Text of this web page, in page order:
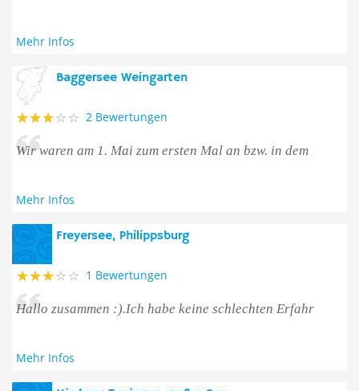
Mehr Infos
Baggersee Weingarten
2 Bewertungen
Wir waren am 1. Mai zum ersten Mal an bzw. in dem
Mehr Infos
Freyersee, Philippsburg
1 Bewertungen
Hallo zusammen :).Ich habe keine schlechten Erfahr
Mehr Infos